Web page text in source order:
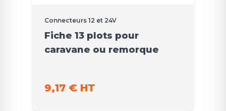
Connecteurs 12 et 24V
Fiche 13 plots pour
caravane ou remorque
9,17 € HT